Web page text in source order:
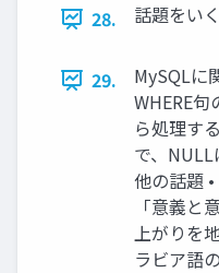
28. 話題をい
29.
MySQLに
WHERE
ら処理す
で、
他の話題
「意義と
上がりを
ラビア語